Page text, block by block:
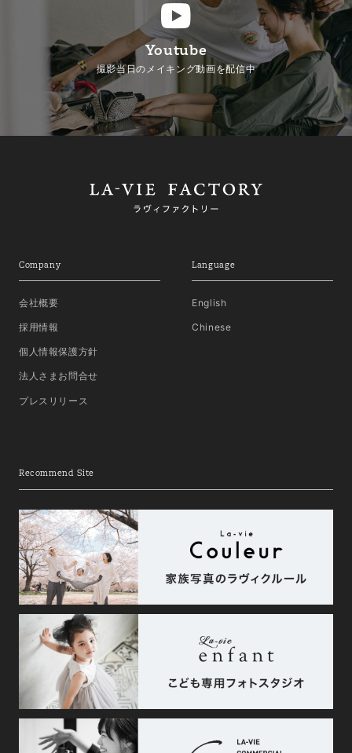
Youtube
撮影当日のメイキング動画を配信中
Company
会社概要
採用情報
個人情報保護方針
法人さまお問合せ
プレスリリース
Language
English
Chinese
Recommend Site